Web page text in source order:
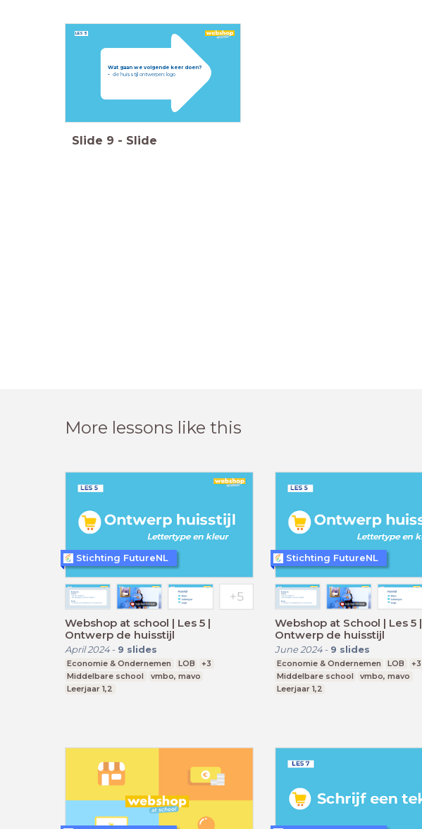
Wat gaan we volgende keer doen?
-de huisstijl ontwerpen:logo
LES 5
Slide 9 - Slide
More lessons like this
Webshop at school | Les 5 |
Ontwerp de huisstijl
April 2024- 9 slides
Economie & Ondernemen LOB
+3
Middelbare school
vmbo, mavo
Leerjaar 1,2
Stichting FutureNL
Webshop at School | Les 5 |
Ontwerp de huisstijl
June 2024- 9 slides
Economie & Ondernemen LOB
+3
Middelbare school
vmbo, mavo
Leerjaar 1,2
Stichting FutureNL